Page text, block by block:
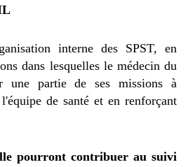
interne des SPST, en
dans lesquelles le médecin du
une partie de ses missions à
de santé et en renforçant
pourront contribuer au suivi